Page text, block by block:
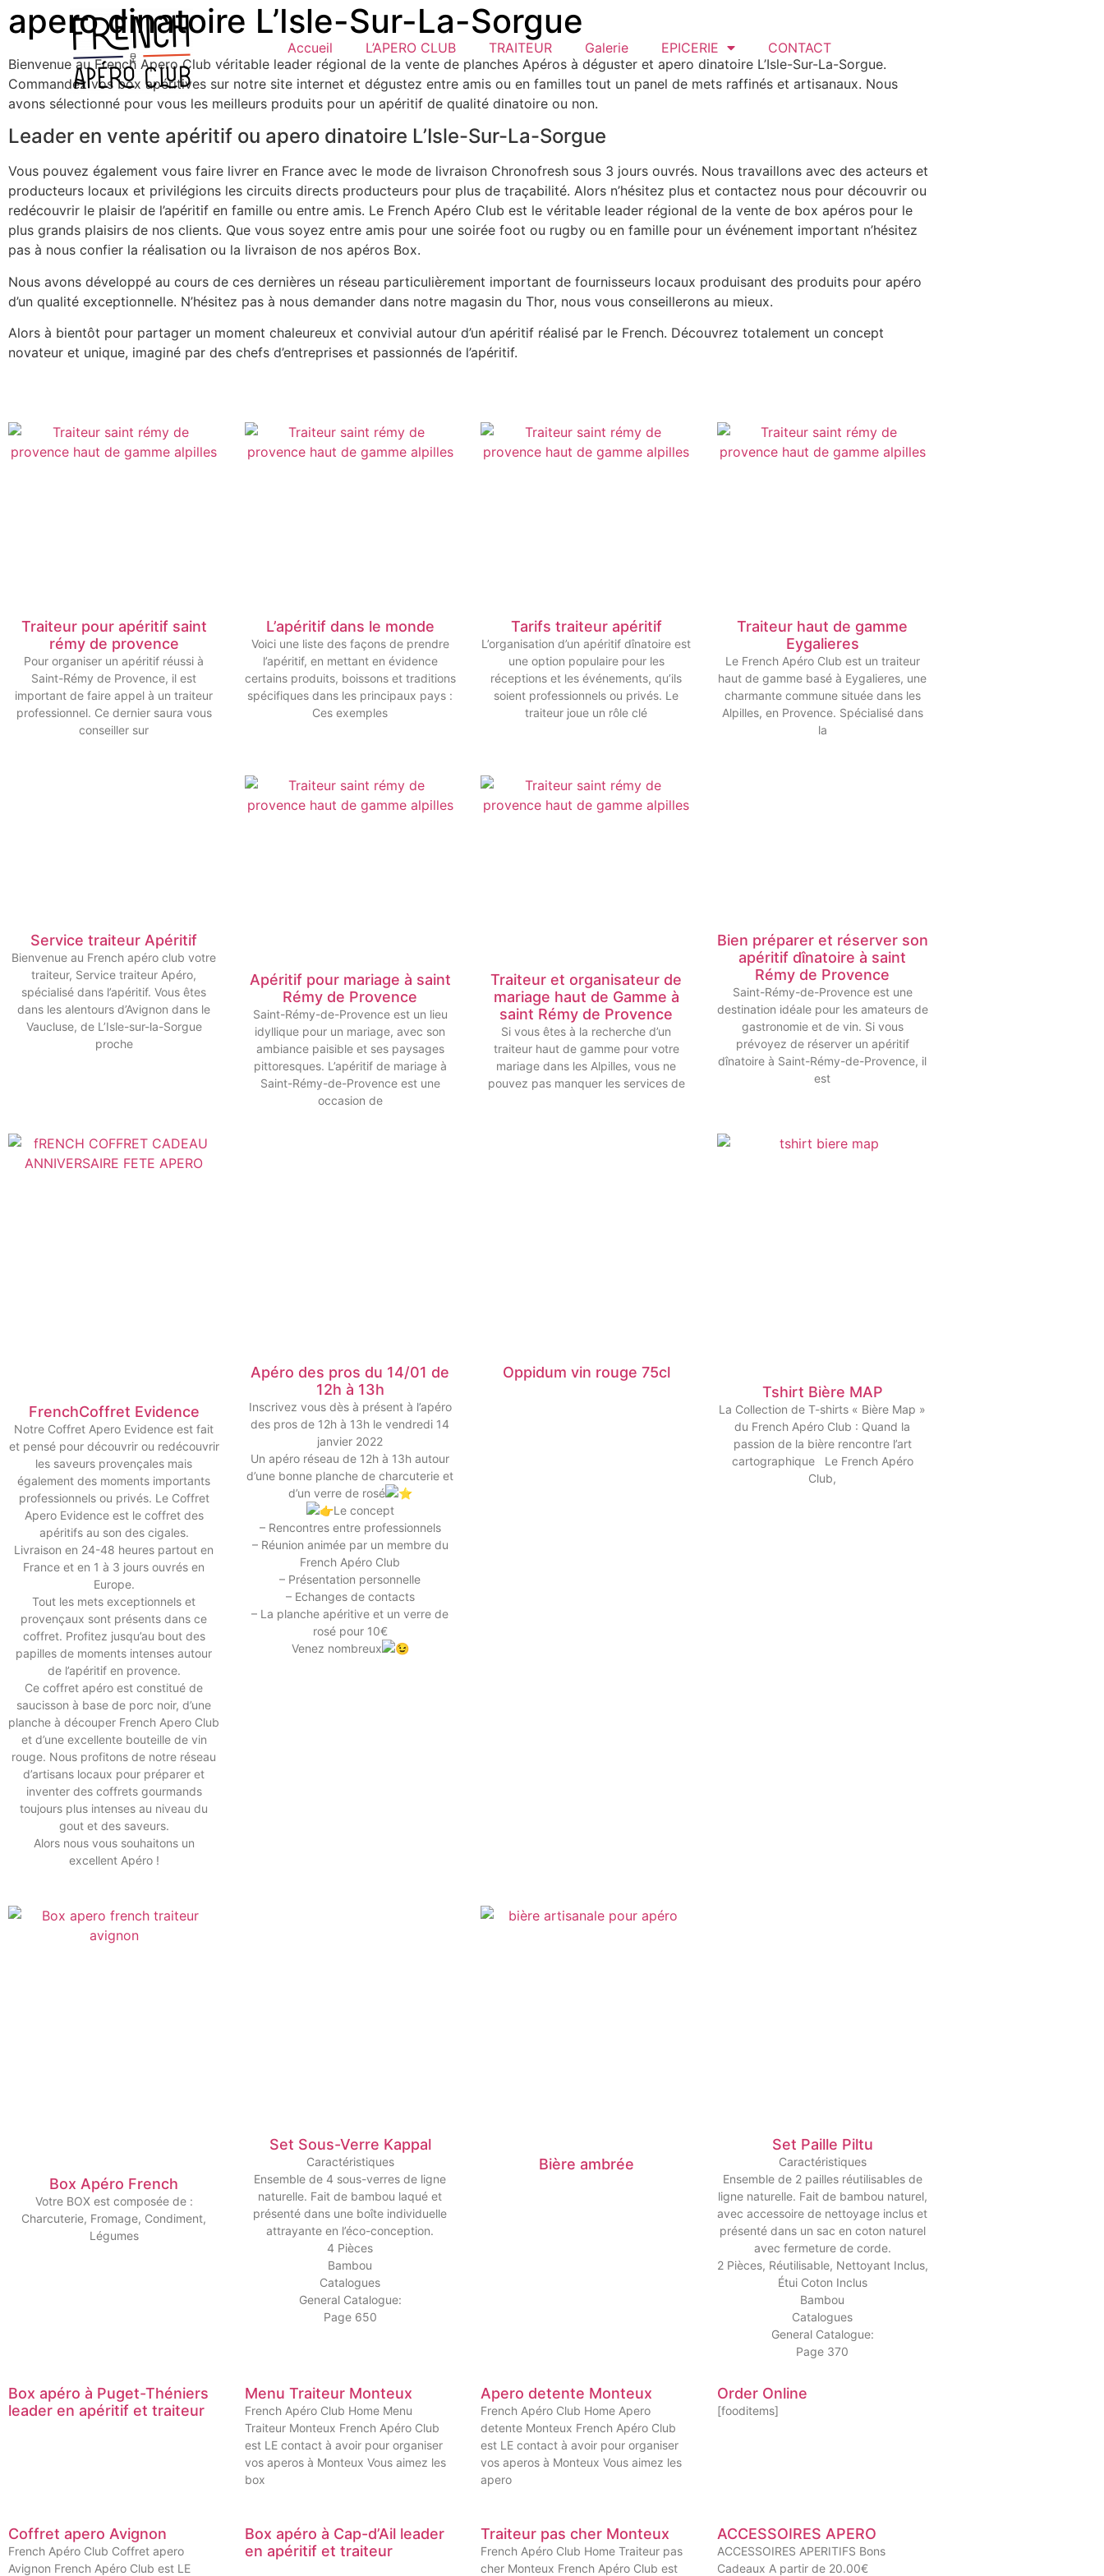
Accueil L’APERO CLUB TRAITEUR Galerie EPICERIE CONTACT
apero dinatoire L’Isle-Sur-La-Sorgue
Bienvenue au French Apero Club véritable leader régional de la vente de planches Apéros à déguster et apero dinatoire L’Isle-Sur-La-Sorgue.
Commandez vos box apéritives sur notre site internet et dégustez entre amis ou en familles tout un panel de mets raffinés et artisanaux. Nous
avons sélectionné pour vous les meilleurs produits pour un apéritif de qualité dinatoire ou non.
Leader en vente apéritif ou apero dinatoire L’Isle-Sur-La-Sorgue
Vous pouvez également vous faire livrer en France avec le mode de livraison Chronofresh sous 3 jours ouvrés. Nous travaillons avec des acteurs et
producteurs locaux et privilégions les circuits directs producteurs pour plus de traçabilité. Alors n’hésitez plus et contactez nous pour découvrir ou
redécouvrir le plaisir de l’apéritif en famille ou entre amis. Le French Apéro Club est le véritable leader régional de la vente de box apéros pour le
plus grands plaisirs de nos clients. Que vous soyez entre amis pour une soirée foot ou rugby ou en famille pour un événement important n’hésitez
pas à nous confier la réalisation ou la livraison de nos apéros Box.
Nous avons développé au cours de ces dernières un réseau particulièrement important de fournisseurs locaux produisant des produits pour apéro
d’un qualité exceptionnelle. N’hésitez pas à nous demander dans notre magasin du Thor, nous vous conseillerons au mieux.
Alors à bientôt pour partager un moment chaleureux et convivial autour d’un apéritif réalisé par le French. Découvrez totalement un concept
novateur et unique, imaginé par des chefs d’entreprises et passionnés de l’apéritif.
Traiteur pour apéritif saint
rémy de provence
Pour organiser un apéritif réussi à
Saint-Rémy de Provence, il est
important de faire appel à un traiteur
professionnel. Ce dernier saura vous
conseiller sur
L’apéritif dans le monde
Voici une liste des façons de prendre
l’apéritif, en mettant en évidence
certains produits, boissons et traditions
spécifiques dans les principaux pays :
Ces exemples
Tarifs traiteur apéritif
L’organisation d’un apéritif dînatoire est
une option populaire pour les
réceptions et les événements, qu’ils
soient professionnels ou privés. Le
traiteur joue un rôle clé
Traiteur haut de gamme
Eygalieres
Le French Apéro Club est un traiteur
haut de gamme basé à Eygalieres, une
charmante commune située dans les
Alpilles, en Provence. Spécialisé dans
la
Service traiteur Apéritif
Bienvenue au French apéro club votre
traiteur, Service traiteur Apéro,
spécialisé dans l’apéritif. Vous êtes
dans les alentours d’Avignon dans le
Vaucluse, de L’Isle-sur-la-Sorgue
proche
Apéritif pour mariage à saint
Rémy de Provence
Saint-Rémy-de-Provence est un lieu
idyllique pour un mariage, avec son
ambiance paisible et ses paysages
pittoresques. L’apéritif de mariage à
Saint-Rémy-de-Provence est une
occasion de
Traiteur et organisateur de
mariage haut de Gamme à
saint Rémy de Provence
Si vous êtes à la recherche d’un
traiteur haut de gamme pour votre
mariage dans les Alpilles, vous ne
pouvez pas manquer les services de
Bien préparer et réserver son
apéritif dînatoire à saint
Rémy de Provence
Saint-Rémy-de-Provence est une
destination idéale pour les amateurs de
gastronomie et de vin. Si vous
prévoyez de réserver un apéritif
dînatoire à Saint-Rémy-de-Provence, il
est
FrenchCoffret Evidence
Notre Coffret Apero Evidence est fait
et pensé pour découvrir ou redécouvrir
les saveurs provençales mais
également des moments importants
professionnels ou privés. Le Coffret
Apero Evidence est le coffret des
apéritifs au son des cigales.
Livraison en 24-48 heures partout en
France et en 1 à 3 jours ouvrés en
Europe.
Tout les mets exceptionnels et
provençaux sont présents dans ce
coffret. Profitez jusqu’au bout des
papilles de moments intenses autour
de l’apéritif en provence.
Ce coffret apéro est constitué de
saucisson à base de porc noir, d’une
planche à découper French Apero Club
et d’une excellente bouteille de vin
rouge. Nous profitons de notre réseau
d’artisans locaux pour préparer et
inventer des coffrets gourmands
toujours plus intenses au niveau du
gout et des saveurs.
Alors nous vous souhaitons un
excellent Apéro !
Apéro des pros du 14/01 de
12h à 13h
Inscrivez vous dès à présent à l’apéro
des pros de 12h à 13h le vendredi 14
janvier 2022
Un apéro réseau de 12h à 13h autour
d’une bonne planche de charcuterie et
d’un verre de rosé
Le concept
– Rencontres entre professionnels
– Réunion animée par un membre du
French Apéro Club
– Présentation personnelle
– Echanges de contacts
– La planche apéritive et un verre de
rosé pour 10€
Venez nombreux
Oppidum vin rouge 75cl
Tshirt Bière MAP
La Collection de T-shirts « Bière Map »
du French Apéro Club : Quand la
passion de la bière rencontre l’art
cartographique Le French Apéro
Club,
Box Apéro French
Votre BOX est composée de :
Charcuterie, Fromage, Condiment,
Légumes
Set Sous-Verre Kappal
Caractéristiques
Ensemble de 4 sous-verres de ligne
naturelle. Fait de bambou laqué et
présenté dans une boîte individuelle
attrayante en l’éco-conception.
4 Pièces
Bambou
Catalogues
General Catalogue:
Page 650
Bière ambrée
Set Paille Piltu
Caractéristiques
Ensemble de 2 pailles réutilisables de
ligne naturelle. Fait de bambou naturel,
avec accessoire de nettoyage inclus et
présenté dans un sac en coton naturel
avec fermeture de corde.
2 Pièces, Réutilisable, Nettoyant Inclus,
Étui Coton Inclus
Bambou
Catalogues
General Catalogue:
Page 370
Box apéro à Puget-Théniers
leader en apéritif et traiteur
Menu Traiteur Monteux
French Apéro Club Home Menu
Traiteur Monteux French Apéro Club
est LE contact à avoir pour organiser
vos aperos à Monteux Vous aimez les
box
Apero detente Monteux
French Apéro Club Home Apero
detente Monteux French Apéro Club
est LE contact à avoir pour organiser
vos aperos à Monteux Vous aimez les
apero
Order Online
[fooditems]
Coffret apero Avignon
French Apéro Club Coffret apero
Avignon French Apéro Club est LE
Box apéro à Cap-d’Ail leader
en apéritif et traiteur
Traiteur pas cher Monteux
French Apéro Club Home Traiteur pas
cher Monteux French Apéro Club est
ACCESSOIRES APERO
ACCESSOIRES APERITIFS Bons
Cadeaux A partir de 20.00€